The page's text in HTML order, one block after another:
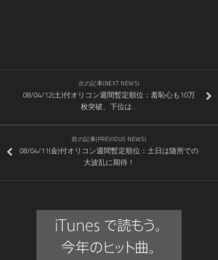
次の記事(NEXT NEWS)
08/04/12(土)付オリコン週間暫定順位：羞恥心も10万
枚突破、下位は…
前の記事(PREVIOUS NEWS)
08/04/11(金)付オリコン週間暫定順位：土日は随所での
大波乱に期待！